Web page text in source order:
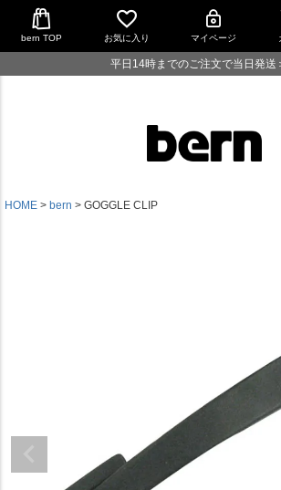
bern TOP お気に入り マイページ
平日14時までのご注文で当日発送
HOME bern GOGGLE CLIP